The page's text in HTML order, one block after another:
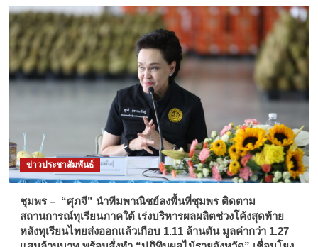
ข่าวประชาสัมพันธ์
ชุมพร – “ศุภจี” นำทีมพาณิชย์ลงพื้นที่ชุมพร ติดตาม
สถานการณ์ทุเรียนภาคใต้ เร่งบริหารผลผลิตช่วงโค้งสุดท้าย
หลังทุเรียนไทยส่งออกแล้วเกือบ 1.11 ล้านตัน มูลค่ากว่า 1.27